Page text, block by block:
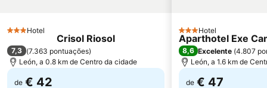
3 Estrelas
Hotel
Crisol Riosol
7,3 (7.363 pontuações)
León, a 0.8 km de Centro da cidade
de € 42
3 Estrelas
Hotel
Aparthotel Exe
8,6 Excelente (4.807
León, a 1.6 km de
de € 47